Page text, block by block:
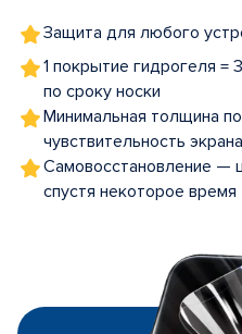
Защита для любого
1 покрытие гидрогеля =
по сроку носки
Минимальная толщина
чувствительность экрана
Самовосстановление —
спустя некоторое время